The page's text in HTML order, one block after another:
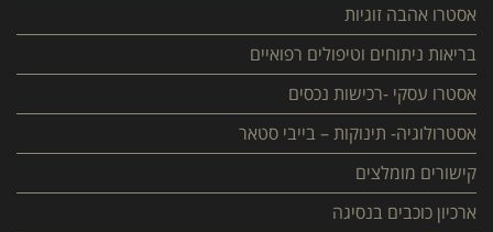
אסטרו אהבה זוגיות
בריאות ניתוחים וטיפולים רפואיים
אסטרו עסקי -רכישות נכסים
אסטרולוגיה- תינוקות – בייבי סטאר
קישורים מומלצים
ארכיון כוכבים בנסיגה